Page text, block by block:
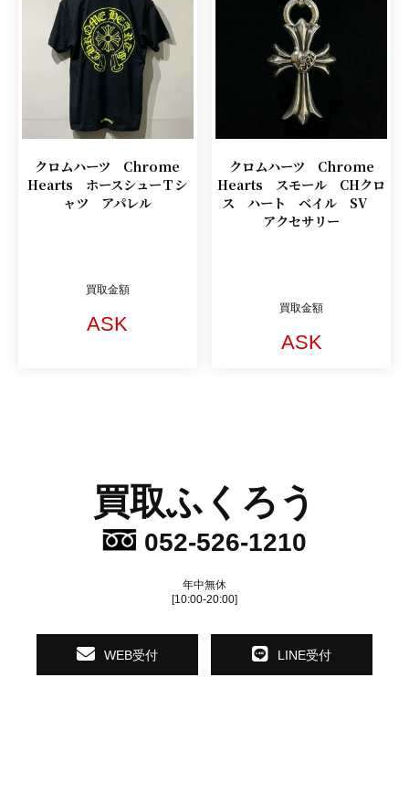
クロムハーツ Chrome
Hearts ホースシューＴシ
ャツ アパレル
買取金額
ASK
クロムハーツ Chrome
Hearts スモール CHクロ
ス ハート ベイル SV
アクセサリー
買取金額
ASK
買取ふくろう
052-526-1210
年中無休
[10:00-20:00]
WEB受付 LINE受付